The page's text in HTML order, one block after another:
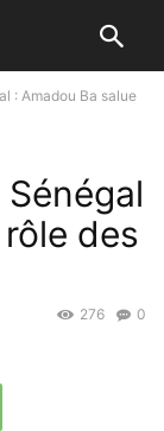
: Amadou Ba salue
des
0
276